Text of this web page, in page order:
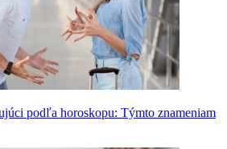
podľa horoskopu: Týmto znameniam